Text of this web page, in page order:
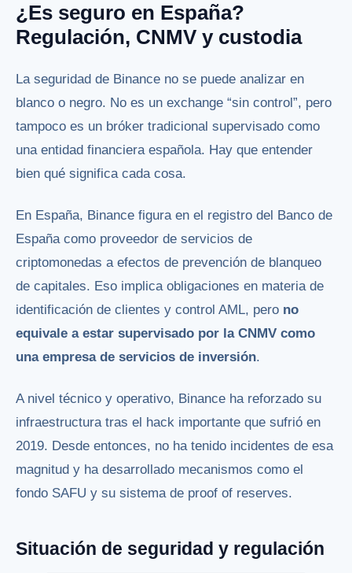
¿Es seguro en España?
Regulación, CNMV y custodia
La seguridad de Binance no se puede analizar en
blanco o negro. No es un exchange “sin control”, pero
tampoco es un bróker tradicional supervisado como
una entidad financiera española. Hay que entender
bien qué significa cada cosa.
En España, Binance figura en el registro del Banco de
España como proveedor de servicios de
criptomonedas a efectos de prevención de blanqueo
de capitales. Eso implica obligaciones en materia de
identificación de clientes y control AML, pero no
equivale a estar supervisado por la CNMV como
una empresa de servicios de inversión.
A nivel técnico y operativo, Binance ha reforzado su
infraestructura tras el hack importante que sufrió en
2019. Desde entonces, no ha tenido incidentes de esa
magnitud y ha desarrollado mecanismos como el
fondo SAFU y su sistema de proof of reserves.
Situación de seguridad y regulación